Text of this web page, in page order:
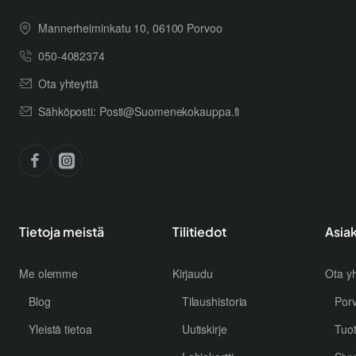
Mannerheiminkatu 10, 06100 Porvoo
050-4082374
Ota yhteyttä
Sähköposti: Posti@Suomenekokauppa.fi
Tietoja meistä
Me olemme
Blog
Yleistä tietoa
Tilitiedot
Kirjaudu
Tilaushistoria
Uutiskirje
Ota